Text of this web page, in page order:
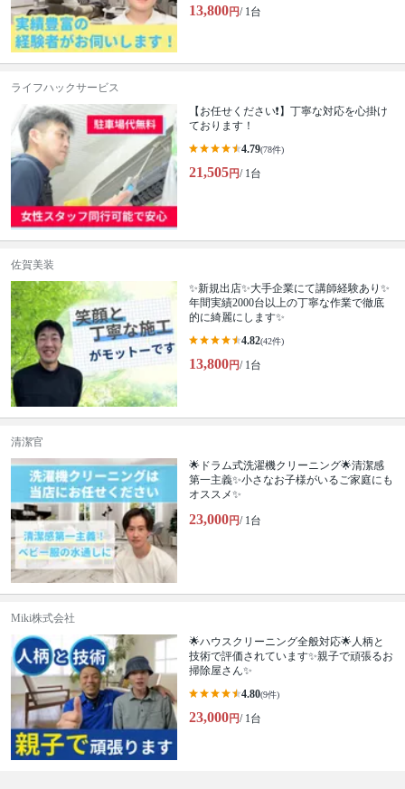
13,800円/ 1台
ライフハックサービス
【お任せください❗️】丁寧な対応を心掛け
ております！
4.79(78件)
21,505円/ 1台
佐賀美装
✨新規出店✨大手企業にて講師経験あり✨
年間実績2000台以上の丁寧な作業で徹底
的に綺麗にします✨
4.82(42件)
13,800円/ 1台
清潔官
🌟ドラム式洗濯機クリーニング🌟清潔感
第一主義✨小さなお子様がいるご家庭にも
オススメ✨
23,000円/ 1台
Miki株式会社
🌟ハウスクリーニング全般対応🌟人柄と
技術で評価されています✨親子で頑張るお
掃除屋さん✨
4.80(9件)
23,000円/ 1台